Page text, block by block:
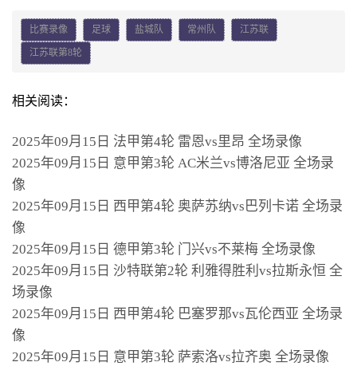
比赛录像 足球 盐城队 常州队 江苏联
江苏联第8轮
相关阅读：
2025年09月15日 法甲第4轮 雷恩vs里昂 全场录像
2025年09月15日 意甲第3轮 AC米兰vs博洛尼亚 全场录
像
2025年09月15日 西甲第4轮 奥萨苏纳vs巴列卡诺 全场录
像
2025年09月15日 德甲第3轮 门兴vs不莱梅 全场录像
2025年09月15日 沙特联第2轮 利雅得胜利vs拉斯永恒 全
场录像
2025年09月15日 西甲第4轮 巴塞罗那vs瓦伦西亚 全场录
像
2025年09月15日 意甲第3轮 萨索洛vs拉齐奥 全场录像